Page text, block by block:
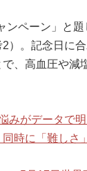
ペーン」と
。記念日に
、高血圧や減
みがデータで
時に「難しさ